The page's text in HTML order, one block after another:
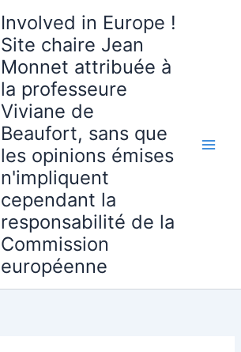
Involved in Europe !
Site chaire Jean
Monnet attribuée à
la professeure
Viviane de
Beaufort, sans que
les opinions émises
n'impliquent
cependant la
responsabilité de la
Commission
européenne